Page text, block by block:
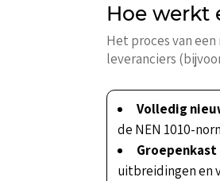
Hoe werkt
Het proces van
leveranciers
Volledig
de NEN 1010-
uitbreidingen en